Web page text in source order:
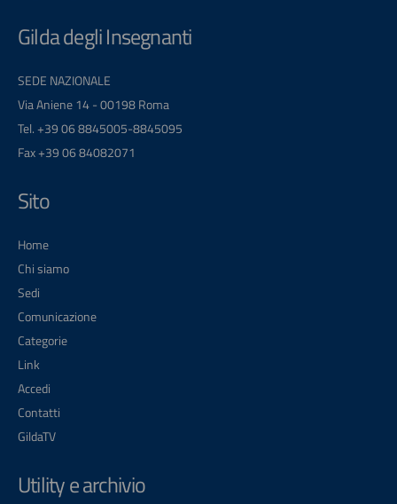
Gilda degli Insegnanti
SEDE NAZIONALE
Via Aniene 14 - 00198 Roma
Tel. +39 06 8845005-8845095
Fax +39 06 84082071
Sito
Home
Chi siamo
Sedi
Comunicazione
Categorie
Link
Accedi
Contatti
GildaTV
Utility e archivio